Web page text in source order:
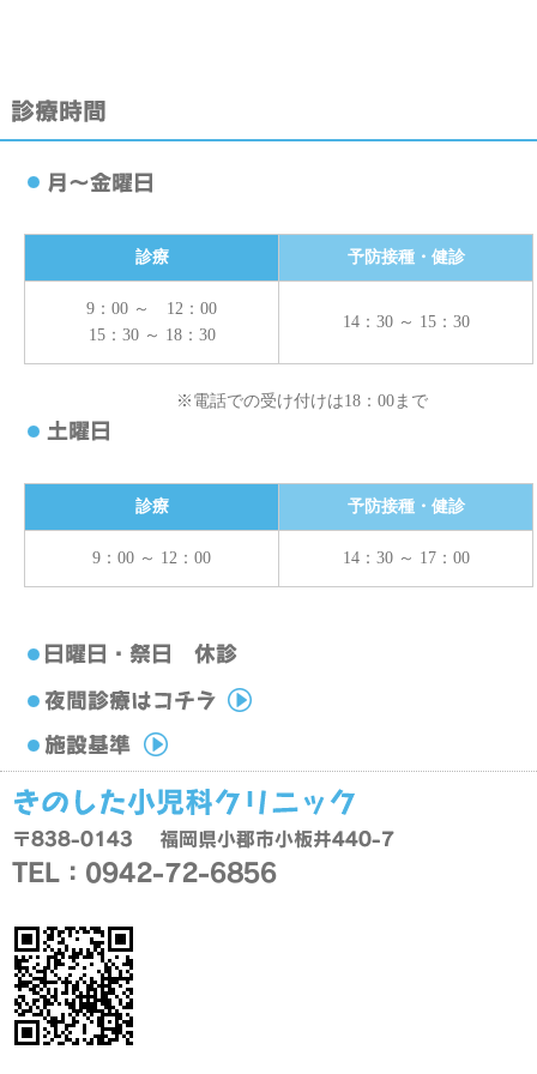
診療 予防接種・健診
9：00 ～ 12：00
15：30 ～ 18：30
14：30 ～ 15：30
※電話での受け付けは18：00まで
診療 予防接種・健診
9：00 ～ 12：00 14：30 ～ 17：00